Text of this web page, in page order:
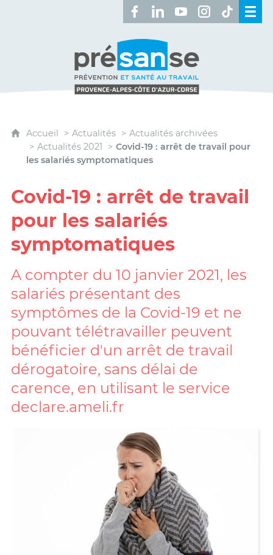
Retrouvez-nous sur Facebook
Retrouvez-nous sur
Retrouvez-nous sur
Retrouvez-
Accueil Actualités
Actualités archivées
Actualités 2021
Covid-19 : arrêt de travail pour
les salariés symptomatiques
Covid-19 : arrêt de travail
pour les salariés
symptomatiques
A compter du 10 janvier 2021, les
salariés présentant des
symptômes de la Covid-19 et ne
pouvant télétravailler peuvent
bénéficier d'un arrêt de travail
dérogatoire, sans délai de
carence, en utilisant le service
declare.ameli.fr